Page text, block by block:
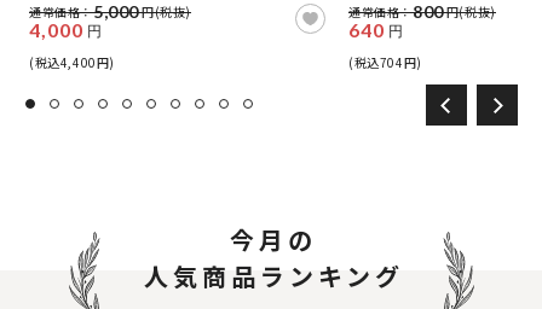
通常価格：5,000円(税抜)
4,000 円
(税込4,400円)
通常価格：800円(税抜)
640 円
(税込704円)
今月の
人気商品ランキング